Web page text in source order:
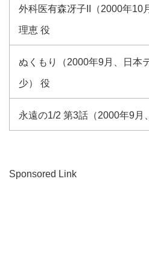
外科医有森冴子II（2000年10
理恵 役
ぬくもり（2000年9月、日本
少） 役
永遠の1/2 第3話（2000年9月
Sponsored Link